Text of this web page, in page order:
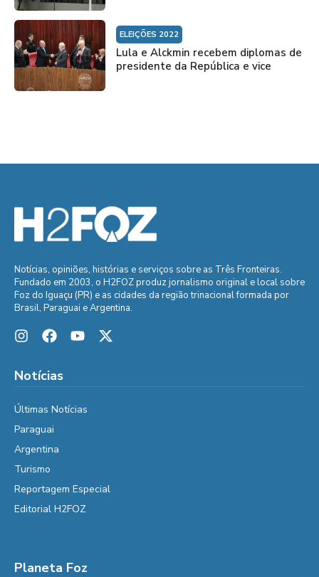
ELEIÇÕES 2022
Lula e Alckmin recebem diplomas de
presidente da República e vice
Notícias, opiniões, histórias e serviços sobre as Três Fronteiras.
Fundado em 2003, o H2FOZ produz jornalismo original e local sobre
Foz do Iguaçu (PR) e as cidades da região trinacional formada por
Brasil, Paraguai e Argentina.
Notícias
Últimas Notícias
Paraguai
Argentina
Turismo
Reportagem Especial
Editorial H2FOZ
Planeta Foz